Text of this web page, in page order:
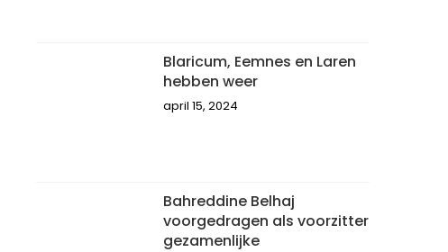
Blaricum, Eemnes en Laren
hebben weer
april 15, 2024
Bahreddine Belhaj
voorgedragen als voorzitter
gezamenlijke